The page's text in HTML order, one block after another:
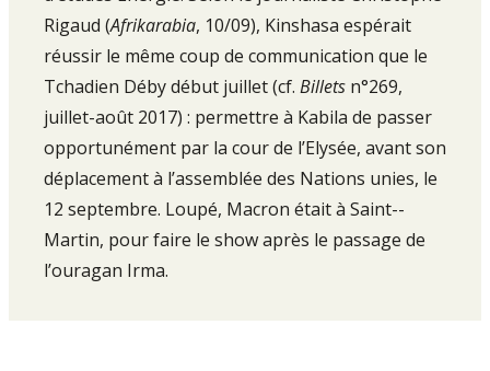
Rigaud (Afrikarabia, 10/09), Kinshasa espérait
réussir le même coup de communication que le
Tchadien Déby début juillet (cf. Billets n°269,
juillet­-août 2017) : permettre à Kabila de passer
op­portunément par la cour de l’Elysée, avant son
déplacement à l’as­semblée des Nations unies, le
12 septembre. Loupé, Macron était à Saint-­
Martin, pour faire le show après le passage de
l’ouragan Irma.